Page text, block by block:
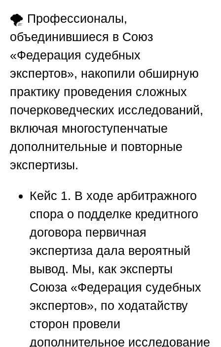
🌪️ Профессионалы,
объединившиеся в Союз
«Федерация судебных
экспертов», накопили обширную
практику проведения сложных
почерковедческих исследований,
включая многоступенчатые
дополнительные и повторные
экспертизы.
Кейс 1. В ходе арбитражного
спора о подделке кредитного
договора первичная
экспертиза дала вероятный
вывод. Мы, как эксперты
Союза «Федерация судебных
экспертов», по ходатайству
сторон провели
дополнительное исследование